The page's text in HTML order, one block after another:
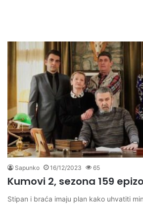
Sapunko 16/12/2023 65
Kumovi 2, sezona 159
Stipan i braća imaju plan kako uhvatiti